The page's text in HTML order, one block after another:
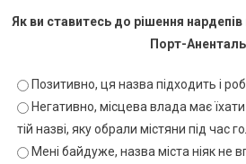
Як ви ставитесь до рішення
Порт-
Позитивно, ця назва підходить і
Негативно, місцева влада має
тій назві, яку обрали містяни під час
Мені байдуже, назва міста ніяк не